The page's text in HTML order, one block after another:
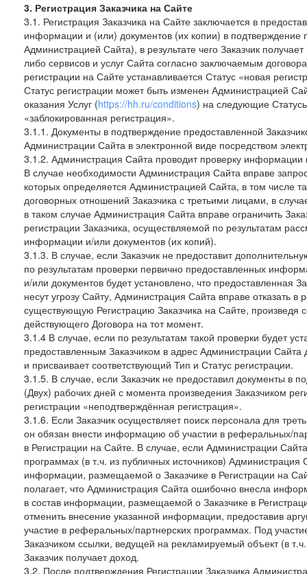
3. Регистрация Заказчика на Сайте
3.1. Регистрация Заказчика на Сайте заключается в
информации и (или) документов (их копии) в
Администрацией Сайта), в результате чего Заказчик
либо сервисов и услуг Сайта согласно заключаемым
регистрации на Сайте устанавливается Статус «новая
Статус регистрации может быть изменен Администрацией
оказания Услуг (https://hh.ru/conditions) на следующие
«заблокированная регистрация».
3.1.1. Документы в подтверждение предоставленной
Администрации Сайта в электронной виде посредством
3.1.2. Администрация Сайта проводит проверку информации
В случае необходимости Администрация Сайта вправе
которых определяется Администрацией Сайта, в том числе
договорных отношений Заказчика с третьими лицами, в
в таком случае Администрация Сайта вправе ограничить
регистрации Заказчика, осуществляемой по результатам
информации и/или документов (их копий).
3.1.3. В случае, если Заказчик не предоставит
по результатам проверки первично предоставленных
и/или документов будет установлено, что предоставленная
несут угрозу Сайту, Администрация Сайта вправе отказать
существующую Регистрацию Заказчика на Сайте, произведя
действующего Договора на тот момент.
3.1.4 В случае, если по результатам такой проверки будет
предоставленным Заказчиком в адрес Администрации
и присваивает соответствующий Тип и Статус регистрации.
3.1.5. В случае, если Заказчик не предоставил документы в
(Двух) рабочих дней с момента произведения Заказчиком
регистрации «неподтверждённая регистрация».
3.1.6. Если Заказчик осуществляет поиск персонала для
он обязан внести информацию об участии в реферальных/
в Регистрации на Сайте. В случае, если Администрации
программах (в т.ч. из публичных источников)
информации, размещаемой о Заказчике в Регистрации на
полагает, что Администрация Сайта ошибочно внесла
в состав информации, размещаемой о Заказчике в
отменить внесение указанной информации, предоставив
участие в реферальных/партнерских программах. Под
Заказчиком ссылки, ведущей на рекламируемый объект (в
Заказчик получает доход.
3.2. После подтверждения Регистрации Заказчика